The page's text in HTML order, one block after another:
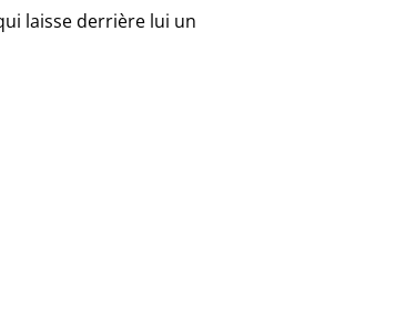
laisse derrière lui un